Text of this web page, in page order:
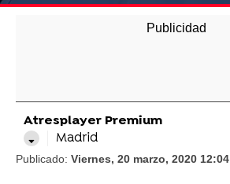
Atresplayer Premium
Madrid
Publicado: Viernes, 20 marzo, 2020 12:04